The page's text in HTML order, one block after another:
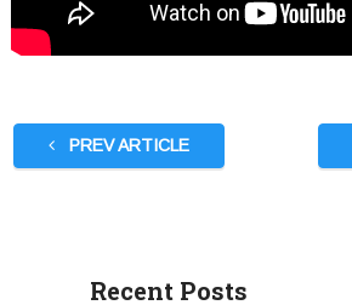
PREV ARTICLE
Recent Posts